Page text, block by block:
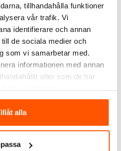
tillhandahålla funktioner
vår trafik. Vi
identifierare och annan
de sociala medier och
som vi samarbetar med.
informationen med annan
eller som de har
alla
för 1-fasskensystem
19,00 kr
5 av 5 varianter I webblager
KAMPANJ